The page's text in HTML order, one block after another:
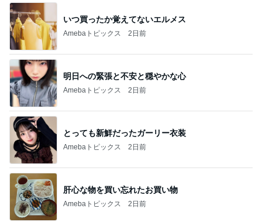
いつ買ったか覚えてないエルメス
Amebaトピックス 2日前
明日への緊張と不安と穏やかな心
Amebaトピックス 2日前
とっても新鮮だったガーリー衣装
Amebaトピックス 2日前
肝心な物を買い忘れたお買い物
Amebaトピックス 2日前